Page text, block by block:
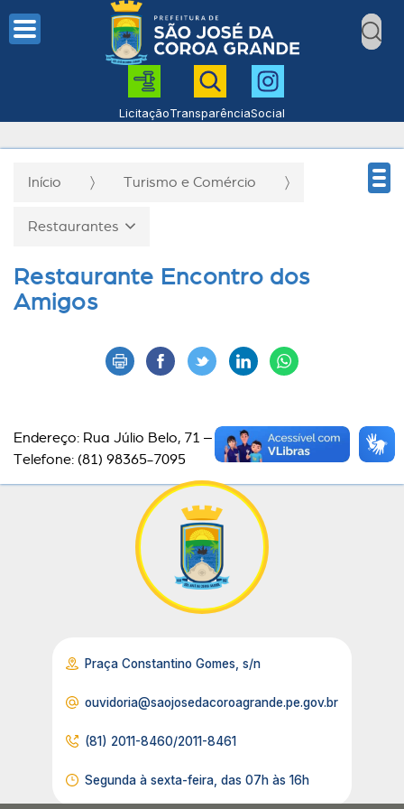
LicitaçãoTransparênciaSocial
Início Turismo e Comércio
Restaurantes
Restaurante Encontro dos
Amigos
Endereço: Rua Júlio Belo, 71 – Centro
Telefone: (81) 98365-7095
Praça Constantino Gomes, s/n
ouvidoria@saojosedacoroagrande.pe.gov.br
(81) 2011-8460/2011-8461
Segunda à sexta-feira, das 07h às 16h